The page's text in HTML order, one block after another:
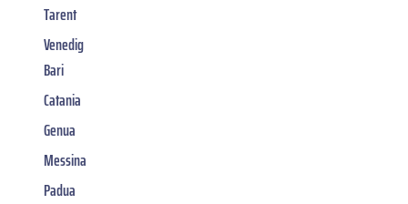
Tarent
Venedig
Bari
Catania
Genua
Messina
Padua